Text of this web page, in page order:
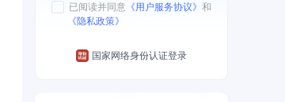
已阅读并同意 《用户服务协议》 和
《隐私政策》
国家网络身份认证登录